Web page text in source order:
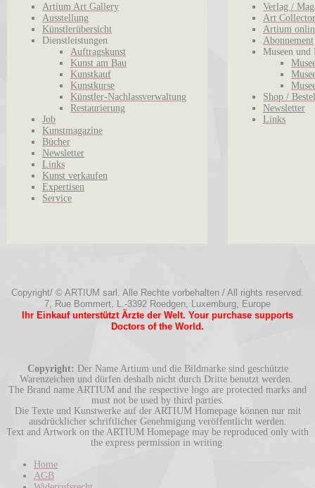
Artium Art Gallery
Ausstellung
Künstlerübersicht
Dienstleistungen
Auftragskunst
Kunst am Bau
Kunstkauf
Kunstkurse
Künstler-Nachlassverwaltung
Restaurierung
Job
Kunstmagazine
Bücher
Newsletter
Links
Kunst verkaufen
Expertisen
Service
Verlag /
Art
Artium
Abonnement
Museen und
Shop /
Newsletter
Links
Copyright/ © ARTIUM sarl. Alle Rechte vorbehalten / All rights reserved.
7, Rue Bommert, L.-3392 Roedgen, Luxemburg, Europe
Ihr Einkauf unterstützt Ärzte der Welt. Your purchase supports
Doctors of the World.
Copyright: Der Name Artium und die Bildmarke sind geschützte
Warenzeichen und dürfen deshalb nicht durch Dritte benutzt werden.
The Brand name ARTIUM and the respective logo are protected marks and
must not be used by third parties.
Die Texte und Kunstwerke auf der ARTIUM Homepage können nur mit
ausdrücklicher schriftlicher Genehmigung veröffentlicht werden.
Text and Artwork on the ARTIUM Homepage may be reproduced only with
the express permission in writing.
Home
AGB